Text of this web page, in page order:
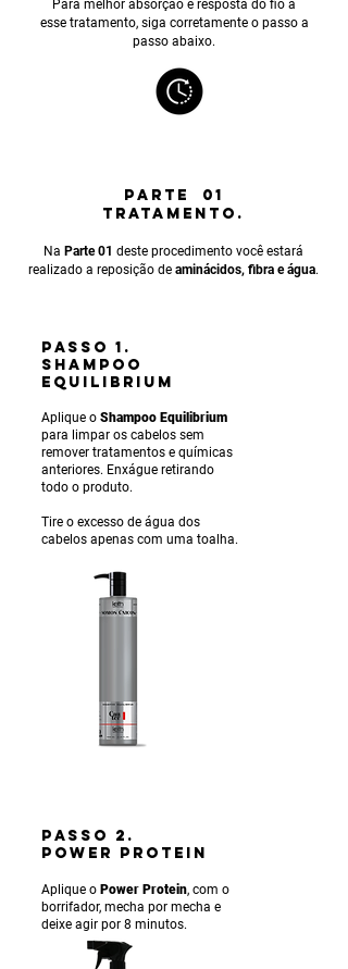
Para melhor absorção e resposta do fio a
esse tratamento, siga corretamente o passo a
passo abaixo.
PARTE 01
TRATAMENTO.
Na Parte 01 deste procedimento você estará
realizado a reposição de aminácidos, fibra e água.
PASSO 1.
SHAMPOO
EQUILIBRIUM
Aplique o Shampoo Equilibrium
para limpar os cabelos sem
remover tratamentos e químicas
anteriores. Enxágue retirando
todo o produto.
Tire o excesso de água dos
cabelos apenas com uma toalha.
PASSO 2.
POWER PROTEIN
Aplique o Power Protein, com o
borrifador, mecha por mecha e
deixe agir por 8 minutos.